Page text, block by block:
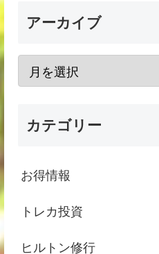
アーカイブ
カテゴリー
お得情報
トレカ投資
ヒルトン修行